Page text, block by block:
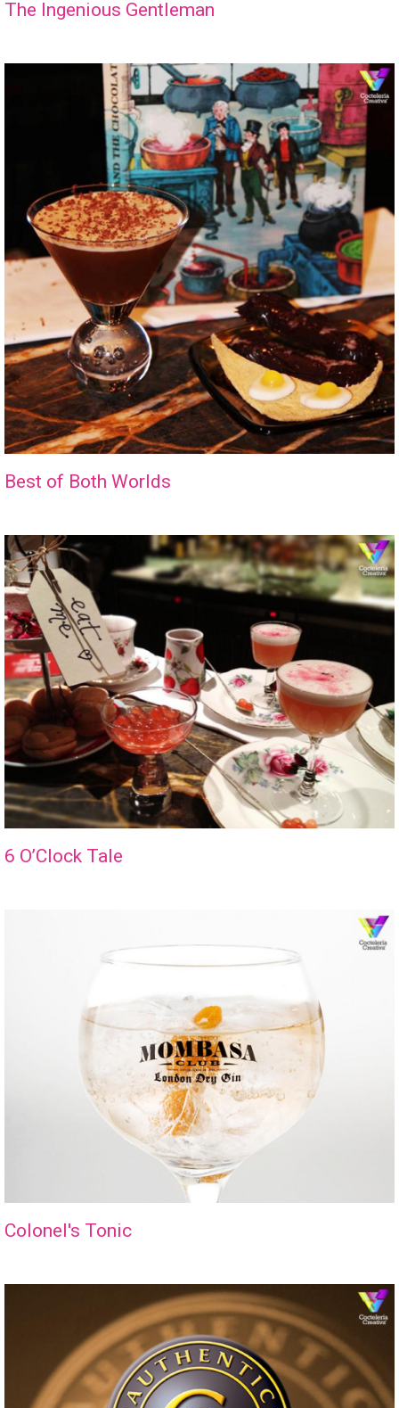
The Ingenious Gentleman
Best of Both Worlds
6 O’Clock Tale
Colonel's Tonic